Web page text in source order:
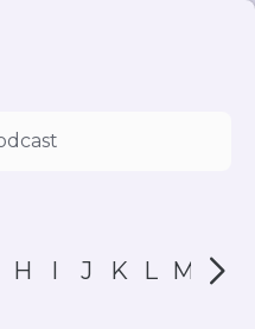
H I J K L M N